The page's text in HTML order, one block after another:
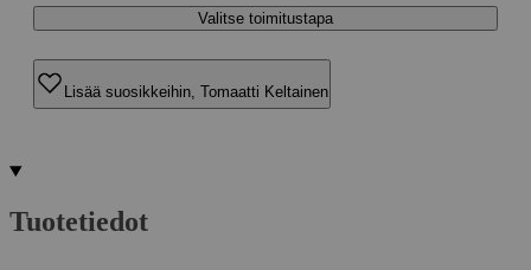
Valitse toimitustapa
Lisää suosikkeihin, Tomaatti Keltainen
Tuotetiedot